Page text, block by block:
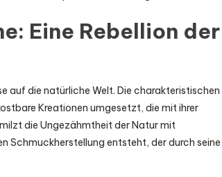
Eine Rebellion der
auf die natürliche Welt. Die charakteristischen
Kreationen umgesetzt, die mit ihrer
die Ungezähmtheit der Natur mit
Schmuckherstellung entsteht, der durch seine